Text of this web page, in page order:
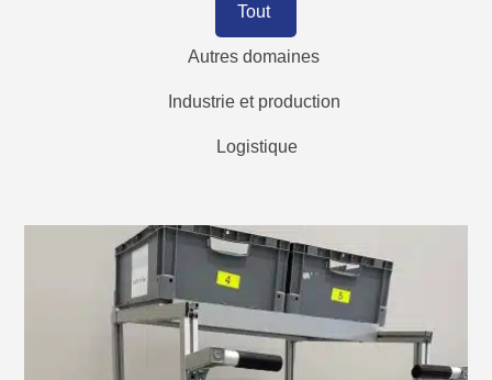
Tout
Autres domaines
Industrie et production
Logistique